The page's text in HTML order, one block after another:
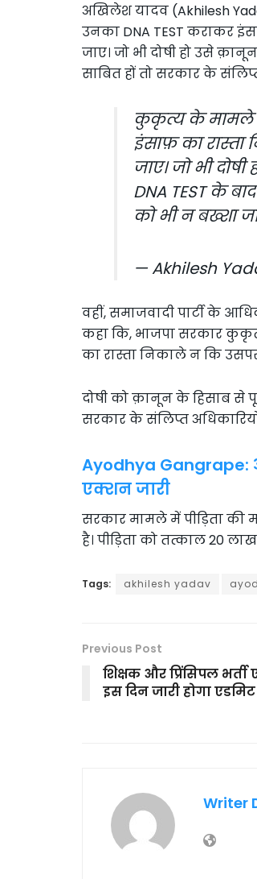
अखिलेश यादव (Akhilesh
उनका DNA TEST कराकर
जाए। जो भी दोषी हो उसे
साबित हों तो सरकार के
कुकृत्य के मामले
इंसाफ़ का
जाए। जो भी
DNA TEST के
को भी न बख्शा
— Akhilesh
वहीं, समाजवादी पार्टी के
कहा कि, भाजपा सरकार
का रास्ता निकाले न कि
दोषी को क़ानून के हिसाब से
सरकार के संलिप्त
Ayodhya Gangrape:
एक्शन जारी
सरकार मामले में पीड़िता की
है। पीड़िता को तत्काल 20
Tags: akhilesh yadav
Previous Post
शिक्षक और प्रिंसिपल भर्ती
इस दिन जारी होगा एडमिट
Writer